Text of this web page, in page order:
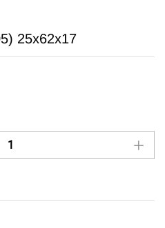
25x62x17